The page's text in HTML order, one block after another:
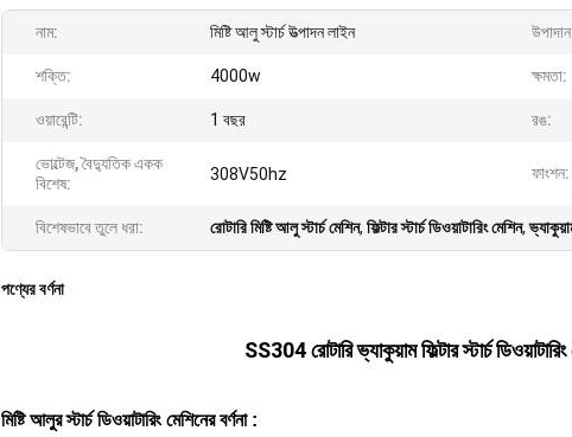
নাম: মিষ্টি আলু স্টার্চ উত্পাদন লাইন
শক্তি: 4000w ক্ষমতা:
ওয়ারেন্টি: 1 বছর রঙ:
ভোল্টেজ, বৈদ্যুতিক একক
বিশেষ:
308V50hz ফাংশন:
বিশেষভাবে তুলে ধরা: রোটারি মিষ্টি আলু স্টার্চ মেশিন, ফিল্টার স্টার্চ ডিওয়াটারিং মেশিন,
পণ্যের বর্ণনা
SS304 রোটারি ভ্যাকুয়াম ফিল্টার স্টার্চ
মিষ্টি আলুর স্টার্চ ডিওয়াটারিং মেশিনের বর্ণনা :